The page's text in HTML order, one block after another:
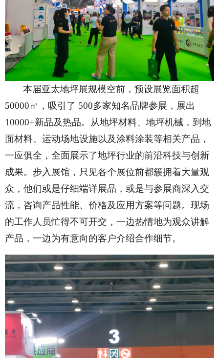
本届亚太地坪展规模空前，预设展览面积超
50000㎡，吸引了 500多家知名品牌参展，展出
10000+新品及热品。从地坪材料、地坪机械，到地
面材料、运动场地设施以及涂料涂装等相关产品，
一应俱全，全面展示了地坪行业的前沿科技与创新
成果。步入展馆，只见各个展位前都簇拥着大量观
众，他们或是仔细端详展品，或是与参展商深入交
流，咨询产品性能、价格及应用方案等问题。现场
的工作人员忙得不可开交，一边热情地为观众讲解
产品，一边为有意向的客户介绍合作细节。